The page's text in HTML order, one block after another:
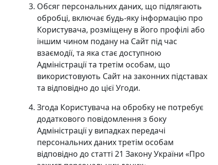
Обсяг персональних даних, що підлягають
обробці, включає будь-яку інформацію про
Користувача, розміщену в його профілі або
іншим чином подану на Сайт під час
взаємодії, та яка стає доступною
Адміністрації та третім особам, що
використовують Сайт на законних підставах
та відповідно до цієї Угоди.
Згода Користувача на обробку не потребує
додаткового повідомлення з боку
Адміністрації у випадках передачі
персональних даних третім особам
відповідно до статті 21 Закону України «Про